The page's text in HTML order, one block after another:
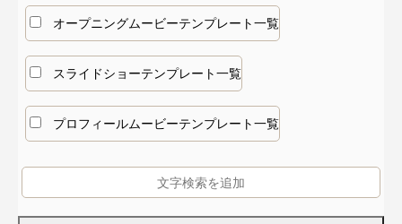
オープニングムービーテンプレート一覧
スライドショーテンプレート一覧
プロフィールムービーテンプレート一覧